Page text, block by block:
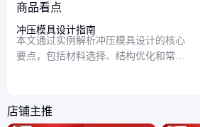
商品看点
冲压模具设计指南
本文通过实例解析冲压模具设计的核心
要点，包括材料选择、结构优化和常见
店铺主推